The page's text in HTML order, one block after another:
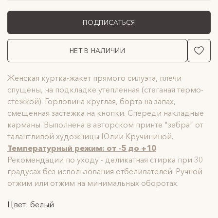
ПОДПИСАТЬСЯ
НЕТ В НАЛИЧИИ
Женская куртка-жакет прямого силуэта, плечи
спущены, на подкладке утепленная (стеганая термо-
стежкой). Горловина круглая, борта на запах,
смещенная застежка на кнопки. Спереди накладные
карманы. Выполнена в авторском принте "зебра" от
талантливой художницы Юлии Кручининой.
Температурный режим: от -5 до +10
Рекомендации по уходу - деликатная стирка при 30
градусах без использования отбеливателей. Ручной
отжим или отжим на минимальных оборотах.
Цвет: белый